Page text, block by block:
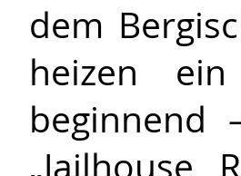
dem
heizen
„Jailhouse